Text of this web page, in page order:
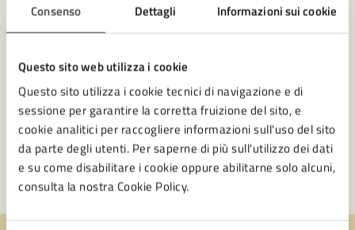
Consenso Dettagli Informazioni sui cookie
Questo sito web utilizza i cookie
Questo sito utilizza i cookie tecnici di navigazione e di
sessione per garantire la corretta fruizione del sito, e
cookie analitici per raccogliere informazioni sull'uso del sito
da parte degli utenti. Per saperne di più sull'utilizzo dei dati
e su come disabilitare i cookie oppure abilitarne solo alcuni,
consulta la nostra Cookie Policy.
mercatale
Il Regolamento disciplina i criteri di applicazione del
esposizione pubblicitaria e il canone di concessione per
l'occupazione di aree e spazi appartenenti al demanio o
al patrimonio destinati a mercati